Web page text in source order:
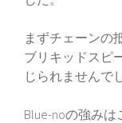
まずチェーンの
ブリキッドスピ
じられませんで
Blue-noの強み